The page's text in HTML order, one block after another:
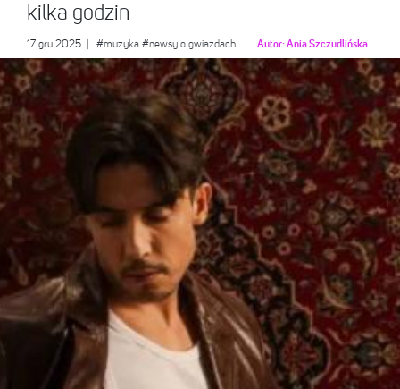
kilka godzin
17 gru 2025 #muzyka #newsy o gwiazdach Autor:Ania Szczudlińska